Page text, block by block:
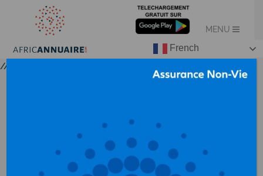
//
COMMERCE
AU GABON
French